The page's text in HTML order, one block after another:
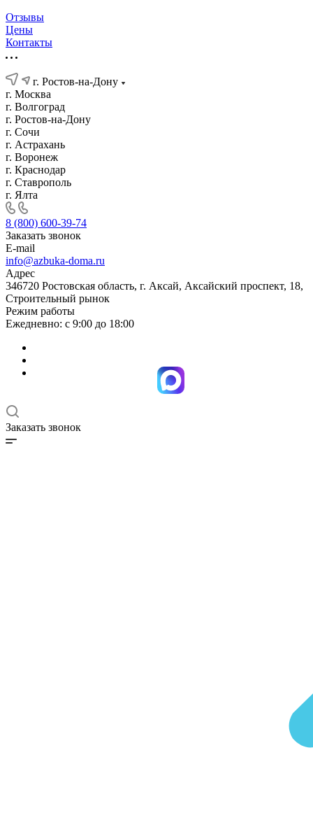
Отзывы
Цены
Контакты
г. Ростов-на-Дону
г. Москва
г. Волгоград
г. Ростов-на-Дону
г. Сочи
г. Астрахань
г. Воронеж
г. Краснодар
г. Ставрополь
г. Ялта
8 (800) 600-39-74
Заказать звонок
E-mail
info@azbuka-doma.ru
Адрес
346720 Ростовская область, г. Аксай, Аксайский проспект, 18,
Строительный рынок
Режим работы
Ежедневно: с 9:00 до 18:00
Заказать звонок